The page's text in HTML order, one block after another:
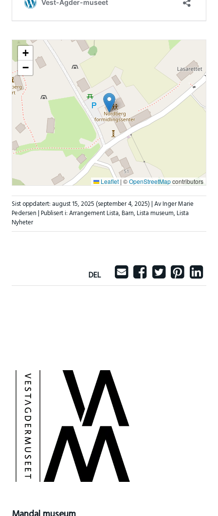
+
−
Leaflet | ©OpenStreetMapcontributors
Sist oppdatert: august 15, 2025 (september 4, 2025)| Av Inger Marie
Pedersen |Publisert i:Arrangement Lista,Barn,Lista museum,Lista
Nyheter
DEL